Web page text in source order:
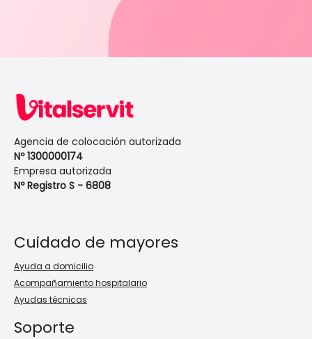
Agencia de colocación autorizada
Nº 1300000174
Empresa autorizada
Nº Registro S - 6808
Cuidado de mayores
Ayuda a domicilio
Acompañamiento hospitalario
Ayudas técnicas
Soporte